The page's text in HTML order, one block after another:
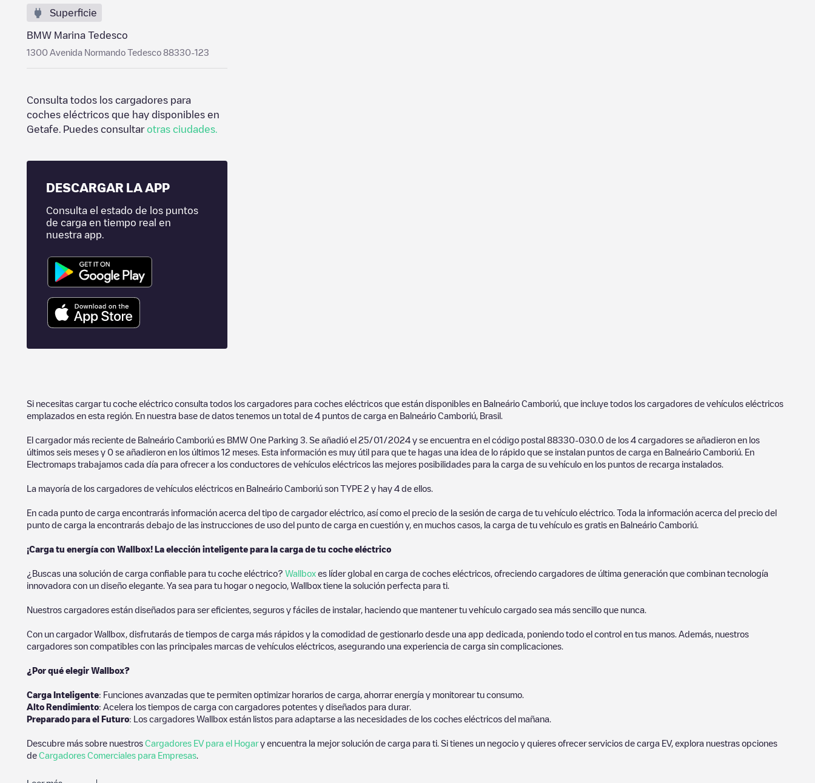
Superficie
BMW Marina Tedesco
1300 Avenida Normando Tedesco 88330-123
Consulta todos los cargadores para
coches eléctricos que hay disponibles en
Getafe . Puedes consultarotras ciudades.
DESCARGAR LA APP
Consulta el estado de los puntos
de carga en tiempo real en
nuestra app.
Si necesitas cargar tu coche eléctrico consulta todos los cargadores para coches eléctricos que están disponibles en Balneário Camboriú , que incluye todos los cargadores de vehículos eléctricos
emplazados en esta región. En nuestra base de datos tenemos un total de 4 puntos de carga en Balneário Camboriú Brasil
El cargador más reciente de Balneário Camboriú es BMW One Parking 3 . Se añadió el 25/01/2024 y se encuentra en el código postal 88330-030 0 de los 4 cargadores se añadieron en los
últimos seis meses y 0 se añadieron en los últimos 12 meses. Esta información es muy útil para que te hagas una idea de lo rápido que se instalan puntos de carga en Balneário Camboriú . En
Electromaps trabajamos cada día para ofrecer a los conductores de vehículos eléctricos las mejores posibilidades para la carga de su vehículo en los puntos de recarga instalados.
La mayoría de los cargadores de vehículos eléctricos en Balneário Camboriú son TYPE 2 y hay 4 de ellos.
En cada punto de carga encontrarás información acerca del tipo de cargador eléctrico, así como el precio de la sesión de carga de tu vehículo eléctrico. Toda la información acerca del precio del
punto de carga la encontrarás debajo de las instrucciones de uso del punto de carga en cuestión y, en muchos casos, la carga de tu vehículo es gratis en Balneário Camboriú
¡Carga tu energía con Wallbox! La elección inteligente para la carga de tu coche eléctrico
¿Buscas una solución de carga confiable para tu coche eléctrico? Wallbox es líder global en carga de coches eléctricos, ofreciendo cargadores de última generación que combinan tecnología
innovadora con un diseño elegante. Ya sea para tu hogar o negocio, Wallbox tiene la solución perfecta para ti.
Nuestros cargadores están diseñados para ser eficientes, seguros y fáciles de instalar, haciendo que mantener tu vehículo cargado sea más sencillo que nunca.
Con un cargador Wallbox, disfrutarás de tiempos de carga más rápidos y la comodidad de gestionarlo desde una app dedicada, poniendo todo el control en tus manos. Además, nuestros
cargadores son compatibles con las principales marcas de vehículos eléctricos, asegurando una experiencia de carga sin complicaciones.
¿Por qué elegir Wallbox?
Carga Inteligente: Funciones avanzadas que te permiten optimizar horarios de carga, ahorrar energía y monitorear tu consumo.
Alto Rendimiento: Acelera los tiempos de carga con cargadores potentes y diseñados para durar.
Preparado para el Futuro: Los cargadores Wallbox están listos para adaptarse a las necesidades de los coches eléctricos del mañana.
Descubre más sobre nuestros Cargadores EV para el Hogary encuentra la mejor solución de carga para ti. Si tienes un negocio y quieres ofrecer servicios de carga EV, explora nuestras opciones
de Cargadores Comerciales para Empresas